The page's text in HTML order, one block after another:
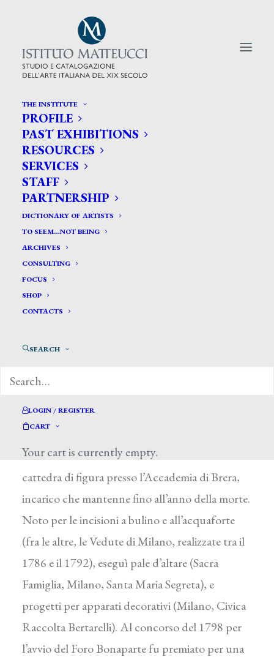
THE INSTITUTE
PROFILE
PAST EXHIBITIONS
RESOURCES
SERVICES
STAFF
PARTNERSHIP
DICTIONARY OF ARTISTS
TO SEEM…NOT BEING
ARCHIVES
CONSULTING
FOCUS
SHOP
CONTACTS
SEARCH
LOGIN / REGISTER
CART
Your cart is currently empty.
CERCA TRA GLI ARTISTI:
Search
for:
Aspari Domenico *
Milano 1745 – 1826
Boldrighi. Rientrato a Milano nel 1765, si
dedicò soprattutto all’arte incisoria. Grazie
all’intervento del conte di Firmian ottenne la
cattedra di figura presso l’Accademia di Brera,
incarico che mantenne fino all’anno della morte.
Noto per le incisioni a bulino e all’acquaforte
(fra le altre, le Vedute di Milano, realizzate tra il
1786 e il 1792), eseguì pale d’altare (Sacra
Famiglia, Milano, Santa Maria Segreta), e
progetti per apparati decorativi (Milano, Civica
Raccolta Bertarelli). Al concorso del 1798 per
l’avvio del Foro Bonaparte fu premiato per una